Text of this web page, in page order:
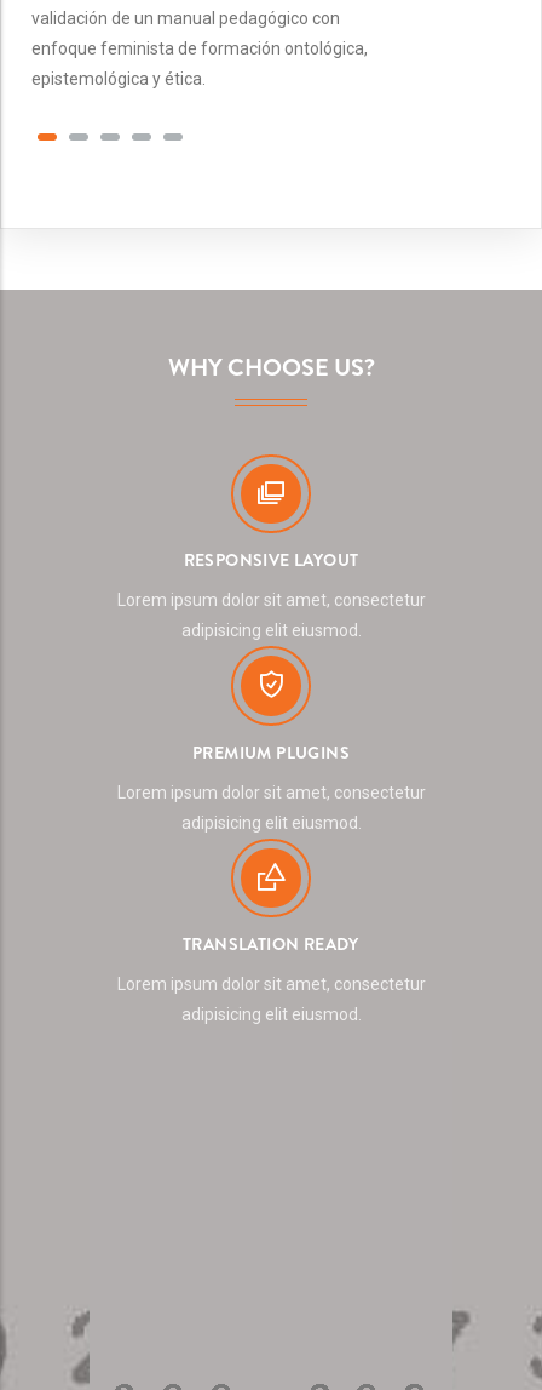
validación de un manual pedagógico con
enfoque feminista de formación ontológica,
epistemológica y ética.
WHY CHOOSE US?
RESPONSIVE LAYOUT
Lorem ipsum dolor sit amet, consectetur
adipisicing elit eiusmod.
PREMIUM PLUGINS
Lorem ipsum dolor sit amet, consectetur
adipisicing elit eiusmod.
TRANSLATION READY
Lorem ipsum dolor sit amet, consectetur
adipisicing elit eiusmod.